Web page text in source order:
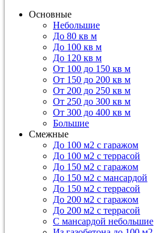
Основные
Небольшие
До 80 кв м
До 100 кв м
До 120 кв м
От 100 до 150 кв м
От 150 до 200 кв м
От 200 до 250 кв м
От 250 до 300 кв м
От 300 до 400 кв м
Большие
Смежные
До 100 м2 с гаражом
До 100 м2 с террасой
До 150 м2 с гаражом
До 150 м2 с мансардой
До 150 м2 с террасой
До 200 м2 с гаражом
До 200 м2 с террасой
С мансардой небольшие